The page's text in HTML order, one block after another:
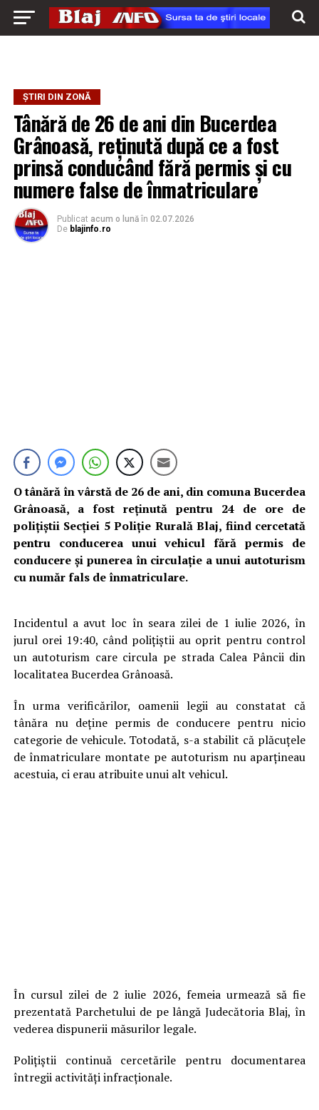
ȘTIRI DIN ZONĂ
Tânără de 26 de ani din Bucerdea
Grânoasă, reținută după ce a fost
prinsă conducând fără permis și cu
numere false de înmatriculare
Publicat acum o lună în 02.07.2026
De blajinfo.ro
O tânără în vârstă de 26 de ani, din comuna Bucerdea
Grânoasă, a fost reținută pentru 24 de ore de
polițiștii Secției 5 Poliție Rurală Blaj, fiind cercetată
pentru conducerea unui vehicul fără permis de
conducere și punerea în circulație a unui autoturism
cu număr fals de înmatriculare.
Incidentul a avut loc în seara zilei de 1 iulie 2026, în
jurul orei 19:40, când polițiștii au oprit pentru control
un autoturism care circula pe strada Calea Pâncii din
localitatea Bucerdea Grânoasă.
În urma verificărilor, oamenii legii au constatat că
tânăra nu deține permis de conducere pentru nicio
categorie de vehicule. Totodată, s-a stabilit că plăcuțele
de înmatriculare montate pe autoturism nu aparțineau
acestuia, ci erau atribuite unui alt vehicul.
În cursul zilei de 2 iulie 2026, femeia urmează să fie
prezentată Parchetului de pe lângă Judecătoria Blaj, în
vederea dispunerii măsurilor legale.
Polițiștii continuă cercetările pentru documentarea
întregii activități infracționale.